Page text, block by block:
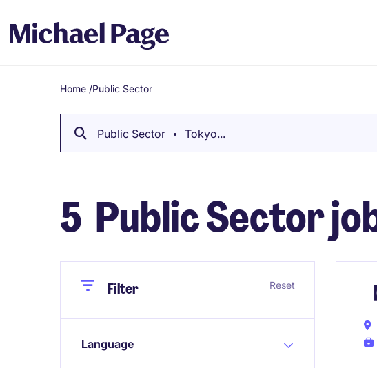
Breadcrumb
Home /Public Sector
Public Sector Tokyo...
5 Public Sector
CloseFilter Reset
Language